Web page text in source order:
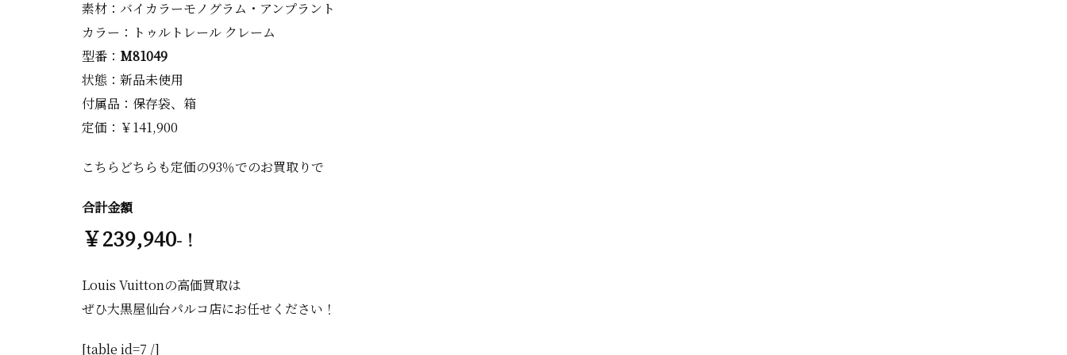
素材：バイカラーモノグラム・アンプラント
カラー：トゥルトレール クレーム
型番： M81049
状態：新品未使用
付属品：保存袋、箱
定価：￥141,900
こちらどちらも定価の93％でのお買取りで
合計金額
￥239,940-！
Louis Vuittonの高価買取は
ぜひ大黒屋仙台パルコ店にお任せください！
[table id=7 /]